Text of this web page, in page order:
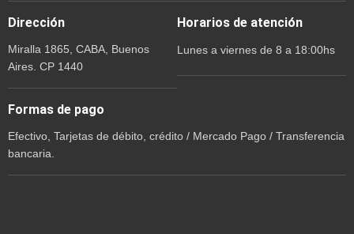
Dirección
Miralla 1865, CABA, Buenos
Aires. CP 1440
Horarios de atención
Lunes a viernes de 8 a 18:00hs
Formas de pago
Efectivo, Tarjetas de débito, crédito / Mercado Pago / Transferencia
bancaria.